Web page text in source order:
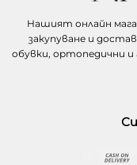
Нашият онлайн
закупуване и
обувки, ортопедични